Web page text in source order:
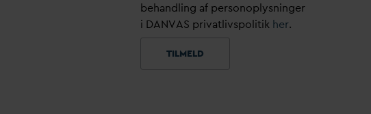
behandling af personoplysninger
i DANVAS privatlivspolitik her.